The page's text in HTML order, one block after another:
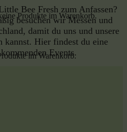
Produkte im Warenkorb.
im Warenkorb.
Bee Fresh zum Anfassen?
besuchen wir Messen und
damit du uns und unsere
kannst. Hier findest du eine
Events.